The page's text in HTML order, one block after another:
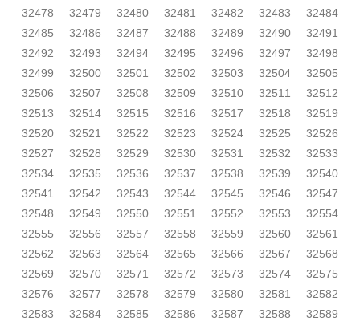
32478
32479 32480 32481 32482 32483
32484
32485
32486 32487 32488 32489 32490
32491
32492
32493 32494 32495 32496 32497
32498
32499
32500 32501 32502 32503 32504
32505
32506
32507 32508 32509 32510 32511
32512
32513
32514 32515 32516 32517 32518
32519
32520
32521 32522 32523 32524 32525
32526
32527
32528 32529 32530 32531 32532
32533
32534
32535 32536 32537 32538 32539
32540
32541
32542 32543 32544 32545 32546
32547
32548
32549 32550 32551 32552 32553
32554
32555
32556 32557 32558 32559 32560
32561
32562
32563 32564 32565 32566 32567
32568
32569
32570 32571 32572 32573 32574
32575
32576
32577 32578 32579 32580 32581
32582
32583
32584 32585 32586 32587 32588
32589